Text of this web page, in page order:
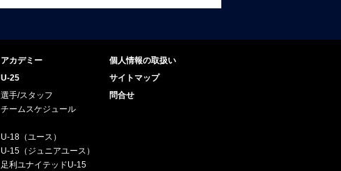
アカデミー
U-25
選手/スタッフ
チームスケジュール
U-18（ユース）
U-15（ジュニアユース）
足利ユナイテッドU-15
個人情報の取扱い
サイトマップ
問合せ